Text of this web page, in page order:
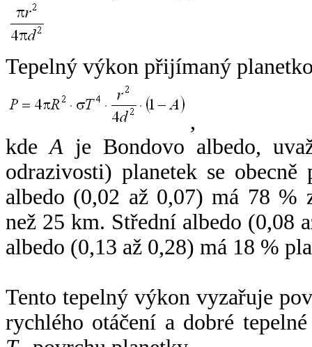
Tepelný výkon přijímaný
,
kdeA je Bondovo albedo,
odrazivosti) planetek se
albedo (0,02 až 0,07) má 78 %
než 25 km. Střední albedo (0,08
albedo (0,13 až 0,28) má 18 %
Tento tepelný výkon vyzařuje
rychlého otáčení a dobré